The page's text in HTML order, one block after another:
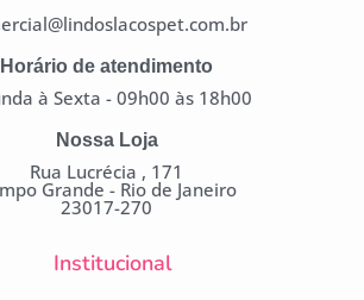
Horário de atendimento
à Sexta - 09h00 às 18h00
Nossa Loja
Rua Lucrécia , 171
Grande - Rio de Janeiro
23017-270
Institucional